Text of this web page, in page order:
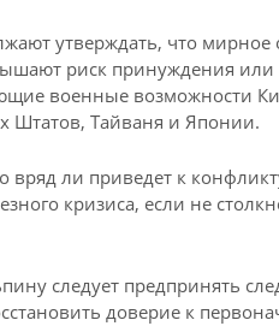
утверждать, что мирное
риск принуждения
военные возможности
Штатов, Тайваня и Японии.
ли приведет к
кризиса, если не
следует предпринять
доверие к